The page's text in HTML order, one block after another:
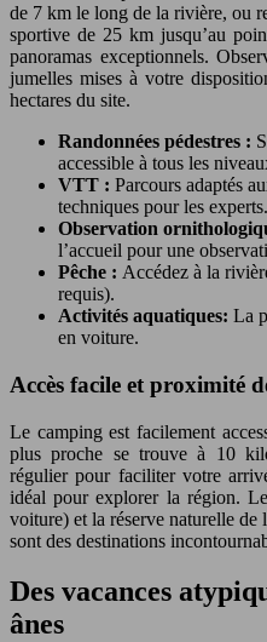
de 7 km le long de la rivière, ou
sportive de 25 km jusqu’au
panoramas exceptionnels.
jumelles mises à votre
hectares du site.
Randonnées pédestres :
accessible à tous les
VTT : Parcours adaptés
techniques pour les experts.
Observation
l’accueil pour une
Pêche : Accédez à la
requis).
Activités aquatiques: La
en voiture.
Accès facile et proximité
Le camping est facilement
plus proche se trouve à 10
régulier pour faciliter votre
idéal pour explorer la région.
voiture) et la réserve naturelle
sont des destinations
Des vacances
ânes